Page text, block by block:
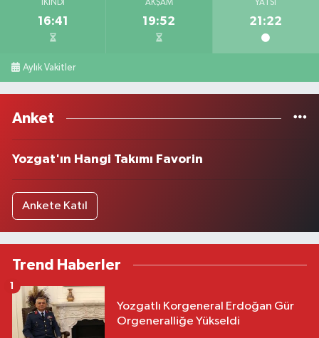
İKINDI
16:41
AKŞAM
19:52
YATSI
21:22
Aylık Vakitler
Anket
Yozgat'ın Hangi Takımı Favorin
Ankete Katıl
Trend Haberler
Yozgatlı Korgeneral Erdoğan Gür
Orgeneralliğe Yükseldi
1